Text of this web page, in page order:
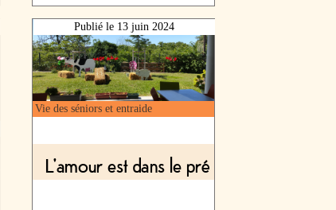
Vie des séniors et entraide
L'amour est dans le pré
Publié le 13 juin 2024